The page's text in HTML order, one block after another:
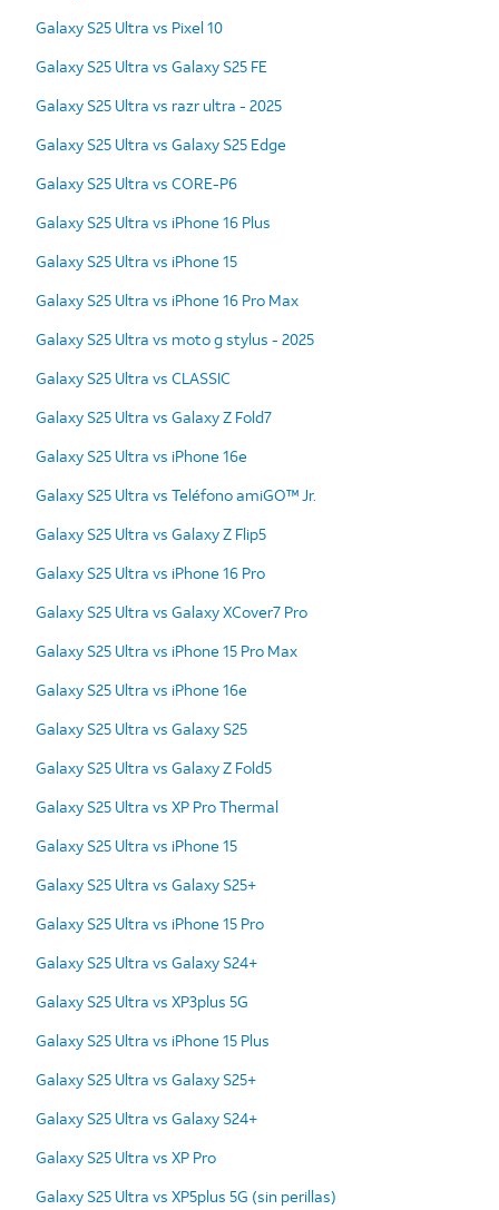
Galaxy S25 Ultra vs Pixel 10
Galaxy S25 Ultra vs Galaxy S25 FE
Galaxy S25 Ultra vs razr ultra - 2025
Galaxy S25 Ultra vs Galaxy S25 Edge
Galaxy S25 Ultra vs CORE-P6
Galaxy S25 Ultra vs iPhone 16 Plus
Galaxy S25 Ultra vs iPhone 15
Galaxy S25 Ultra vs iPhone 16 Pro Max
Galaxy S25 Ultra vs moto g stylus - 2025
Galaxy S25 Ultra vs CLASSIC
Galaxy S25 Ultra vs Galaxy Z Fold7
Galaxy S25 Ultra vs iPhone 16e
Galaxy S25 Ultra vs Teléfono amiGO™ Jr.
Galaxy S25 Ultra vs Galaxy Z Flip5
Galaxy S25 Ultra vs iPhone 16 Pro
Galaxy S25 Ultra vs Galaxy XCover7 Pro
Galaxy S25 Ultra vs iPhone 15 Pro Max
Galaxy S25 Ultra vs iPhone 16e
Galaxy S25 Ultra vs Galaxy S25
Galaxy S25 Ultra vs Galaxy Z Fold5
Galaxy S25 Ultra vs XP Pro Thermal
Galaxy S25 Ultra vs iPhone 15
Galaxy S25 Ultra vs Galaxy S25+
Galaxy S25 Ultra vs iPhone 15 Pro
Galaxy S25 Ultra vs Galaxy S24+
Galaxy S25 Ultra vs XP3plus 5G
Galaxy S25 Ultra vs iPhone 15 Plus
Galaxy S25 Ultra vs Galaxy S25+
Galaxy S25 Ultra vs Galaxy S24+
Galaxy S25 Ultra vs XP Pro
Galaxy S25 Ultra vs XP5plus 5G (sin perillas)